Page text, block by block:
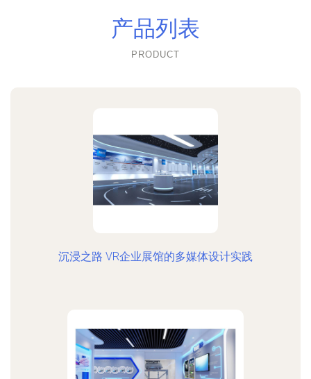
产品列表
PRODUCT
沉浸之路 VR企业展馆的多媒体设计实践